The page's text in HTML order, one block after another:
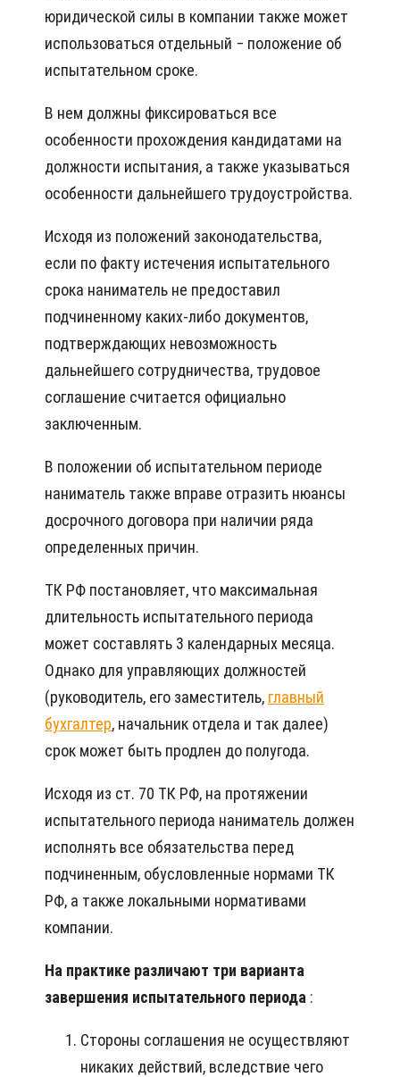
юридической силы в компании также может
использоваться отдельный − положение об
испытательном сроке.
В нем должны фиксироваться все
особенности прохождения кандидатами на
должности испытания, а также указываться
особенности дальнейшего трудоустройства.
Исходя из положений законодательства,
если по факту истечения испытательного
срока наниматель не предоставил
подчиненному каких-либо документов,
подтверждающих невозможность
дальнейшего сотрудничества, трудовое
соглашение считается официально
заключенным.
В положении об испытательном периоде
наниматель также вправе отразить нюансы
досрочного договора при наличии ряда
определенных причин.
ТК РФ постановляет, что максимальная
длительность испытательного периода
может составлять 3 календарных месяца.
Однако для управляющих должностей
(руководитель, его заместитель, главный
бухгалтер, начальник отдела и так далее)
срок может быть продлен до полугода.
Исходя из ст. 70 ТК РФ, на протяжении
испытательного периода наниматель должен
исполнять все обязательства перед
подчиненным, обусловленные нормами ТК
РФ, а также локальными нормативами
компании.
На практике различают три варианта
завершения испытательного периода :
Стороны соглашения не осуществляют
никаких действий, вследствие чего